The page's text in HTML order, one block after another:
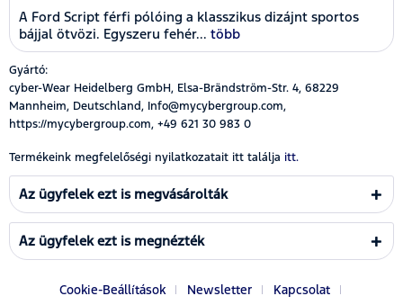
A Ford Script férfi pólóing a klasszikus dizájnt sportos
bájjal ötvözi. Egyszeru fehér... több
Gyártó:
cyber-Wear Heidelberg GmbH, Elsa-Brändström-Str. 4, 68229
Mannheim, Deutschland, Info@mycybergroup.com,
https://mycybergroup.com, +49 621 30 983 0
Termékeink megfelelőségi nyilatkozatait itt találja itt.
Az ügyfelek ezt is megvásárolták
Az ügyfelek ezt is megnézték
Cookie-Beállítások Newsletter
Kapcsolat